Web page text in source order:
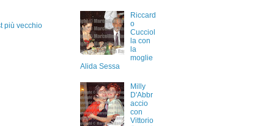
più vecchio
Riccard
o
Cucciol
la con
la
moglie
Alida Sessa
Milly
D'Abbr
accio
con
Vittorio